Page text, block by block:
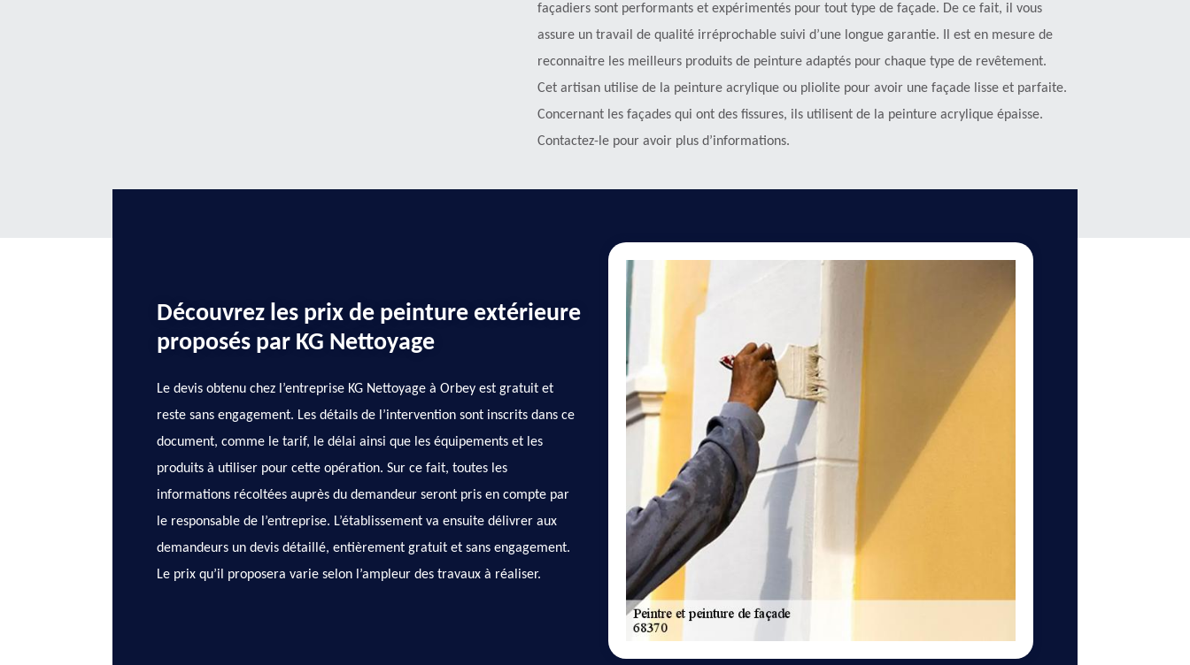
façadiers sont performants et expérimentés pour tout type de façade. De ce fait, il vous
assure un travail de qualité irréprochable suivi d’une longue garantie. Il est en mesure de
reconnaitre les meilleurs produits de peinture adaptés pour chaque type de revêtement.
Cet artisan utilise de la peinture acrylique ou pliolite pour avoir une façade lisse et parfaite.
Concernant les façades qui ont des fissures, ils utilisent de la peinture acrylique épaisse.
Contactez-le pour avoir plus d’informations.
Découvrez les prix de peinture extérieure
proposés par KG Nettoyage
Le devis obtenu chez l’entreprise KG Nettoyage à Orbey est gratuit et
reste sans engagement. Les détails de l’intervention sont inscrits dans ce
document, comme le tarif, le délai ainsi que les équipements et les
produits à utiliser pour cette opération. Sur ce fait, toutes les
informations récoltées auprès du demandeur seront pris en compte par
le responsable de l’entreprise. L’établissement va ensuite délivrer aux
demandeurs un devis détaillé, entièrement gratuit et sans engagement.
Le prix qu’il proposera varie selon l’ampleur des travaux à réaliser.